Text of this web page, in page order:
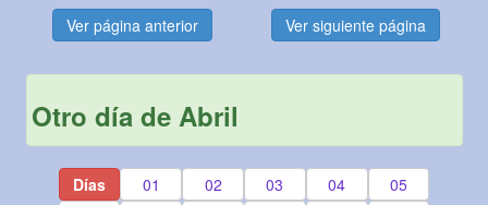
Ver página anterior Ver siguiente página
Otro día de Abril
Días 01 02 03 04
05